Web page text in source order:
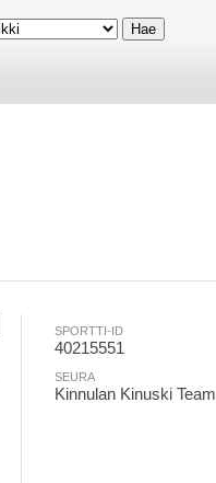
SPORTTI-ID
40215551
SEURA
Kinnulan Kinuski Team